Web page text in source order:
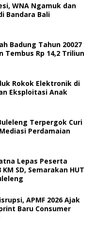
WNA Ngamuk dan
Bandara Bali
Badung Tahun 20027
Tembus Rp 14,2 Triliun
Rokok Elektronik di
Eksploitasi Anak
Terpergok Curi
Perdamaian
Lepas Peserta
KM SD, Semarakan HUT
APMF 2026 Ajak
Baru Consumer